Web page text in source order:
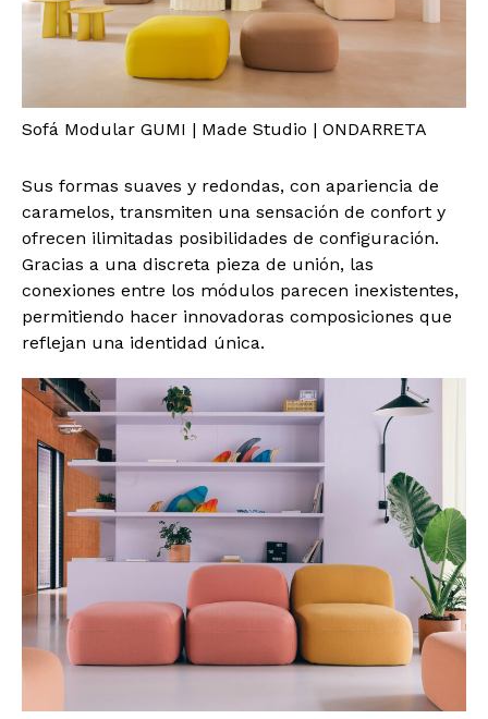
Sofá Modular GUMI | Made Studio | ONDARRETA
Sus formas suaves y redondas, con apariencia de
caramelos, transmiten una sensación de confort y
ofrecen ilimitadas posibilidades de configuración.
Gracias a una discreta pieza de unión, las
conexiones entre los módulos parecen inexistentes,
permitiendo hacer innovadoras composiciones que
reflejan una identidad única.